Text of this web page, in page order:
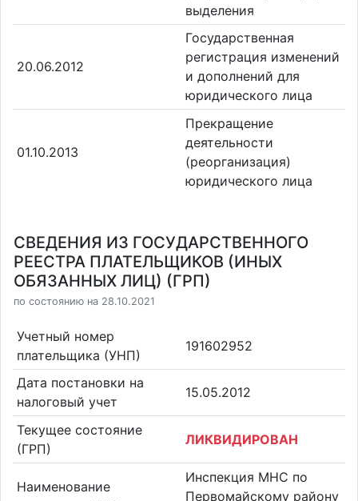
выделения
20.06.2012
Государственная
регистрация изменений
и дополнений для
юридического лица
01.10.2013
Прекращение
деятельности
(реорганизация)
юридического лица
СВЕДЕНИЯ ИЗ ГОСУДАРСТВЕННОГО
РЕЕСТРА ПЛАТЕЛЬЩИКОВ (ИНЫХ
ОБЯЗАННЫХ ЛИЦ) (ГРП)
по состоянию на 28.10.2021
Учетный номер
плательщика (УНП)
191602952
Дата постановки на
налоговый учет
15.05.2012
Текущее состояние
(ГРП)
ЛИКВИДИРОВАН
Наименование
Инспекция МНС по
Первомайскому району